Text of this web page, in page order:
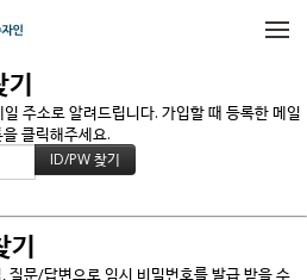
기
주소로 알려드립니다. 가입할 때 등록한 메일
클릭해주세요.
기
질문/답변으로 임시 비밀번호를 발급 받을 수